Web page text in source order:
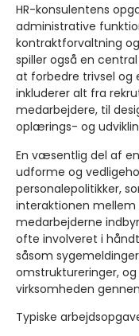
HR-konsulentens
administrative
kontraktforvaltning
spiller også en
at forbedre trivsel og
inkluderer alt fra
medarbejdere, til
oplærings- og
En væsentlig del af
udforme og
personalepolitikker,
interaktionen
medarbejderne
ofte involveret i
såsom
omstruktureringer,
virksomheden
Typiske